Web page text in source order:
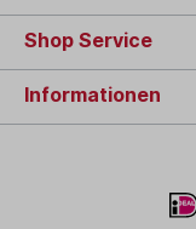
Shop Service
Informationen